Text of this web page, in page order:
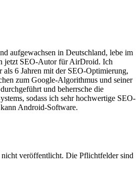
aufgewachsen in Deutschland, lebe im
jetzt SEO-Autor für AirDroid. Ich
als 6 Jahren mit der SEO-Optimierung,
zum Google-Algorithmus und seiner
und beherrsche die
sodass ich sehr hochwertige SEO-
Android-Software.
veröffentlicht. Die Pflichtfelder sind